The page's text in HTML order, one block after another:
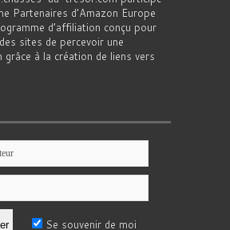
Partenaires d’Amazon Europe
d’affiliation conçu pour
sites de percevoir une
grâce à la création de liens vers
Se souvenir de moi